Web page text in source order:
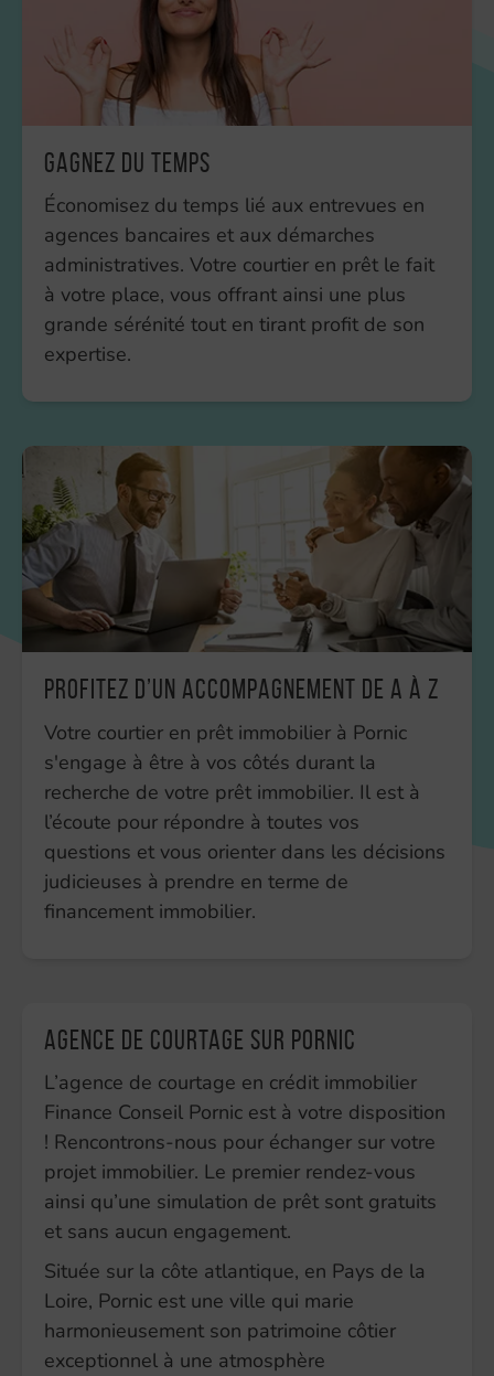
Gagnez du temps
Économisez du temps lié aux entrevues en
agences bancaires et aux démarches
administratives. Votre courtier en prêt le fait
à votre place, vous offrant ainsi une plus
grande sérénité tout en tirant profit de son
expertise.
Profitez d’un accompagnement de A à Z
Votre courtier en prêt immobilier à Pornic
s'engage à être à vos côtés durant la
recherche de votre prêt immobilier. Il est à
l’écoute pour répondre à toutes vos
questions et vous orienter dans les décisions
judicieuses à prendre en terme de
financement immobilier.
Agence de courtage sur Pornic
L’agence de courtage en crédit immobilier
Finance Conseil Pornic est à votre disposition
! Rencontrons-nous pour échanger sur votre
projet immobilier. Le premier rendez-vous
ainsi qu’une simulation de prêt sont gratuits
et sans aucun engagement.
Située sur la côte atlantique, en Pays de la
Loire, Pornic est une ville qui marie
harmonieusement son patrimoine côtier
exceptionnel à une atmosphère